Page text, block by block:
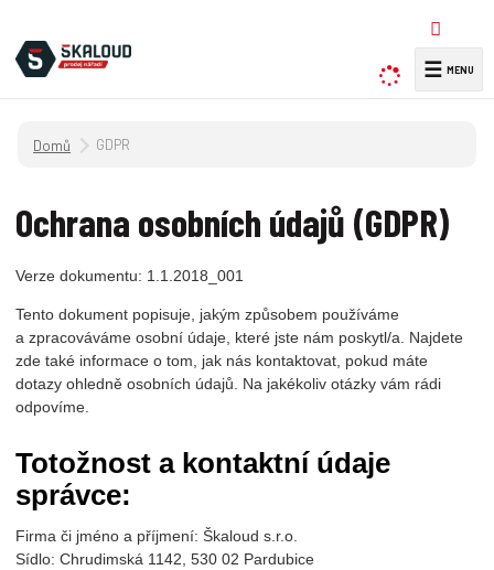
y
d
a
☰
Úvodní strana
GDPR
Ochrana osobních údajů (GDPR)
Verze dokumentu: 1.1.2018_001
Tento dokument popisuje, jakým způsobem používáme
a zpracováváme osobní údaje, které jste nám poskytl/a. Najdete
zde také informace o tom, jak nás kontaktovat, pokud máte
dotazy ohledně osobních údajů. Na jakékoliv otázky vám rádi
odpovíme.
Totožnost a kontaktní údaje
správce:
Firma či jméno a příjmení: Škaloud s.r.o.
Sídlo: Chrudimská 1142, 530 02 Pardubice